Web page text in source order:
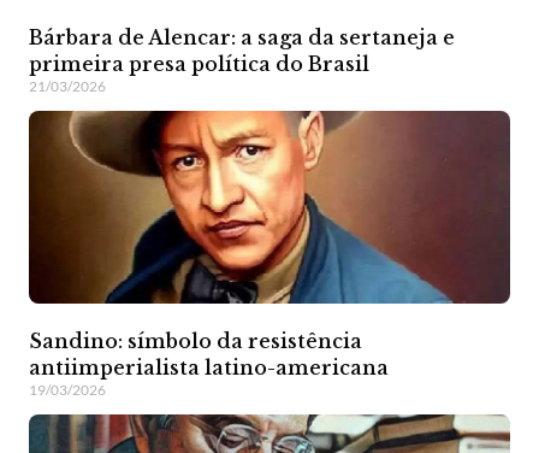
Bárbara de Alencar: a saga da sertaneja e
primeira presa política do Brasil
21/03/2026
Sandino: símbolo da resistência
antiimperialista latino-americana
19/03/2026